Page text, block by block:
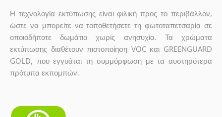
Η τεχνολογία εκτύπωσης είναι φιλική προς το περιβάλλον,
ώστε να μπορείτε να τοποθετήσετε τη φωτοταπετσαρία σε
οποιοδήποτε δωμάτιο χωρίς ανησυχία. Τα χρώματα
εκτύπωσης διαθέτουν πιστοποίηση VOC και GREENGUARD
GOLD, που εγγυάται τη συμμόρφωση με τα αυστηρότερα
πρότυπα εκπομπών.